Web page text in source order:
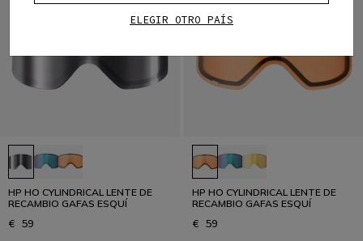
HP HO CYLINDRICAL LENTE DE
RECAMBIO GAFAS ESQUÍ
€ 59
HP HO CYLINDRICAL LENTE DE
RECAMBIO GAFAS ESQUÍ
€ 59
ELEGIR OTRO PAÍS